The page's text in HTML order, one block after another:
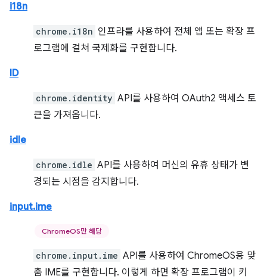
i18n
chrome.i18n 인프라를 사용하여 전체 앱 또는 확장 프
로그램에 걸쳐 국제화를 구현합니다.
ID
chrome.identity API를 사용하여 OAuth2 액세스 토
큰을 가져옵니다.
idle
chrome.idle API를 사용하여 머신의 유휴 상태가 변
경되는 시점을 감지합니다.
input.ime
ChromeOS만 해당
chrome.input.ime API를 사용하여 ChromeOS용 맞
춤 IME를 구현합니다. 이렇게 하면 확장 프로그램이 키